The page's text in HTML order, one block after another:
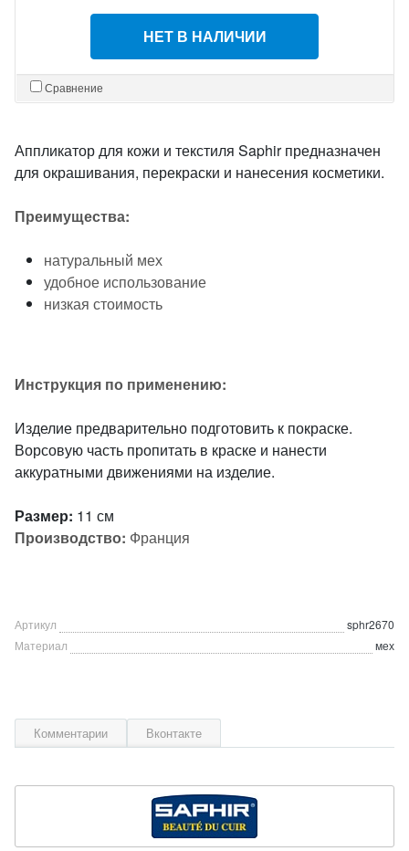
НЕТ В НАЛИЧИИ
Сравнение
Аппликатор для кожи и текстиля Saphir предназначен
для окрашивания, перекраски и нанесения косметики.
Преимущества:
натуральный мех
удобное использование
низкая стоимость
Инструкция по применению:
Изделие предварительно подготовить к покраске.
Ворсовую часть пропитать в краске и нанести
аккуратными движениями на изделие.
Размер: 11 см
Производство: Франция
Артикул
sphr2670
Материал
мех
Комментарии Вконтакте